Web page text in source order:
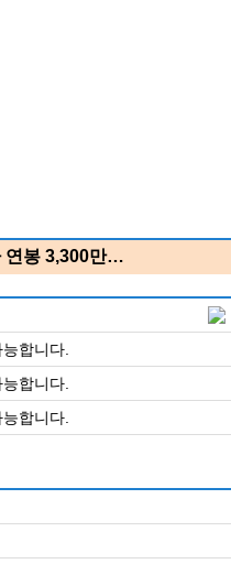
연봉 3,300만…
합니다.
합니다.
합니다.